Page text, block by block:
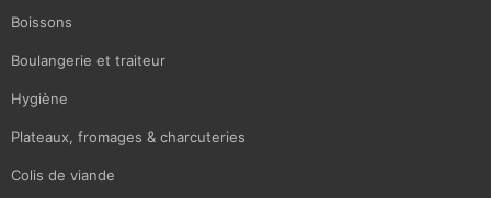
Boissons
Boulangerie et traiteur
Hygiène
Plateaux, fromages & charcuteries
Colis de viande